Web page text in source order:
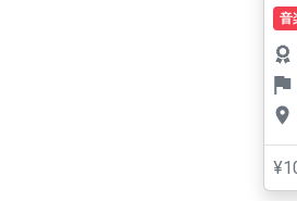
音